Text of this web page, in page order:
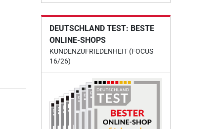
DEUTSCHLAND TEST: BESTE
ONLINE-SHOPS
KUNDENZUFRIEDENHEIT (FOCUS
16/26)